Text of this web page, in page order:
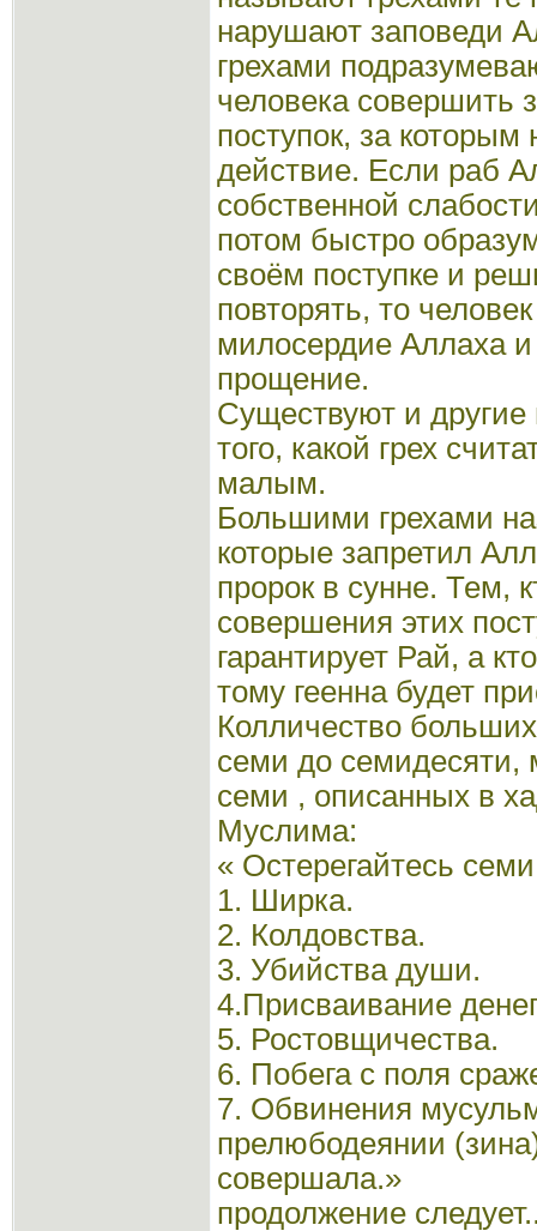
нарушают заповеди
грехами
человека совершить
поступок, за которым
действие. Если раб
собственной
потом быстро
своём поступке и
повторять, то
милосердие Аллаха
прощение.
Существуют и другие
того, какой грех
малым.
Большими грехами
которые запретил
пророк в сунне. Тем,
совершения этих
гарантирует Рай, а
тому геенна будет
Колличество
семи до семидесяти,
семи , описанных в
Муслима:
« Остерегайтесь
1. Ширка.
2. Колдовства.
3. Убийства души.
4.Присваивание
5. Ростовщичества.
6. Побега с поля
7. Обвинения
прелюбодеянии
совершала.»
продолжение